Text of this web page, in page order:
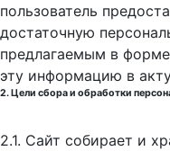
пользователь
достаточную
предлагаемым в
эту информацию в
2. Цели сбора и обработки
2.1. Сайт собирает и